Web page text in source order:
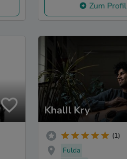
Zum Profil
KhalIl Kry
(1)
Fulda